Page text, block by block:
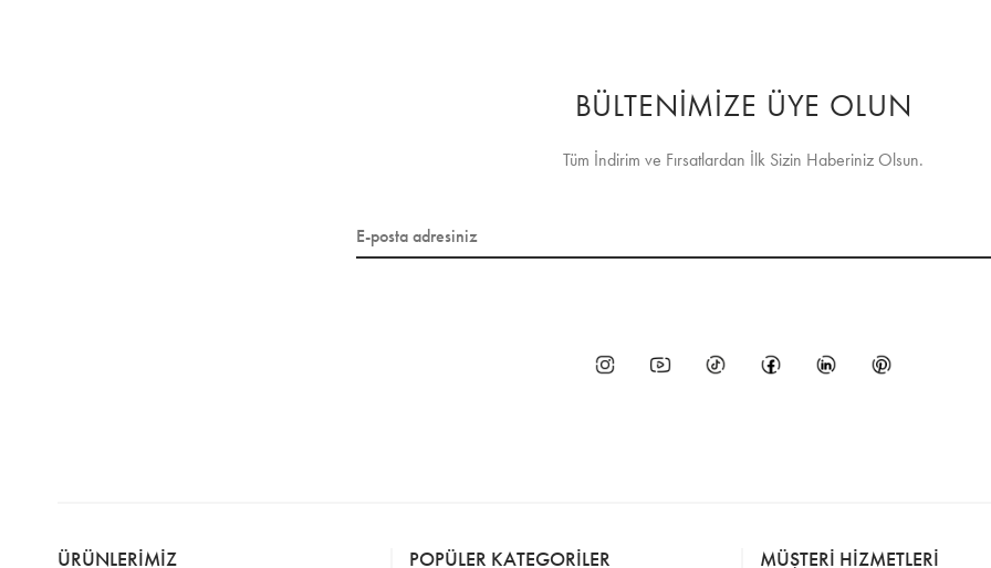
BÜLTENİMİZE ÜYE OLUN
Tüm İndirim ve Fırsatlardan İlk Sizin Haberiniz Olsun.
ÜRÜNLERİMİZ POPÜLER KATEGORİLER MÜŞTERİ HİZMETLERİ